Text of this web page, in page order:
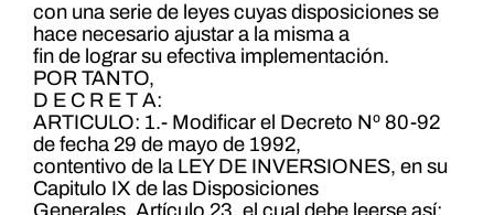
con una serie de leyes cuyas disposiciones se
hace necesario ajustar a la misma a
fin de lograr su efectiva implementación.
POR TANTO,
D E C R E T A:
ARTICULO: 1.- Modificar el Decreto Nº 80-92
de fecha 29 de mayo de 1992,
contentivo de la LEY DE INVERSIONES, en su
Capitulo IX de las Disposiciones